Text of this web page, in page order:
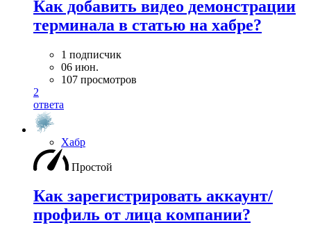
Как добавить видео демонстрации
терминала в статью на хабре?
1 подписчик
06 июн.
107 просмотров
2
ответа
Хабр
Простой
Как зарегистрировать аккаунт/
профиль от лица компании?